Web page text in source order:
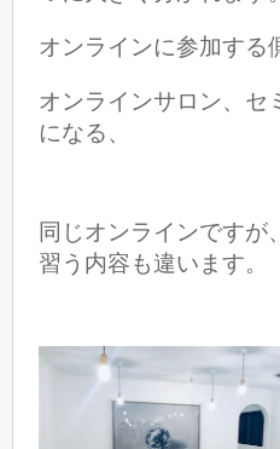
オンラインに参加する
オンラインサロン、セ
になる、
同じオンラインですが
習う内容も違います。